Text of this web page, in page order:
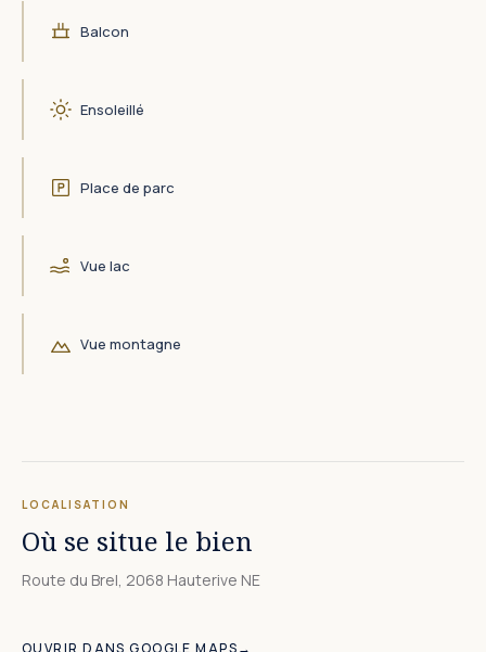
Balcon
Ensoleillé
Place de parc
Vue lac
Vue montagne
LOCALISATION
Où se situe le bien
Route du Brel, 2068 Hauterive NE
+
OUVRIR DANS GOOGLE MAPS→